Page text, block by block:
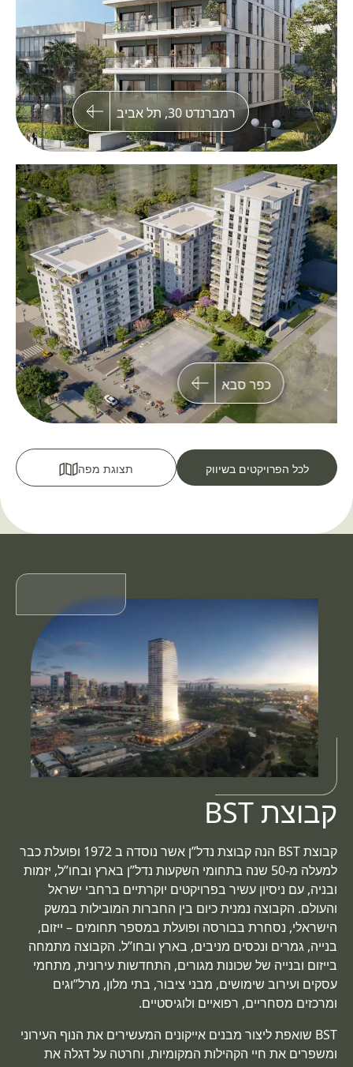
רמברנדט 30, תל אביב
כפר סבא
לכל הפרויקטים בשיווק תצוגת מפה
קבוצת BST
קבוצת BST הנה קבוצת נדל”ן אשר נוסדה ב 1972 ופועלת כבר
למעלה מ-50 שנה בתחומי השקעות נדל”ן בארץ ובחו”ל, יזמות
ובניה, עם ניסיון עשיר בפרויקטים יוקרתיים ברחבי ישראל
והעולם. הקבוצה נמנית כיום בין החברות המובילות במשק
הישראלי, נסחרת בבורסה ופועלת במספר תחומים – ייזום,
בנייה, גמרים ונכסים מניבים, בארץ ובחו”ל. הקבוצה מתמחה
בייזום ובנייה של שכונות מגורים, התחדשות עירונית, מתחמי
עסקים ועירוב שימושים, מבני ציבור, בתי מלון, מרל”וגים
ומרכזים מסחריים, רפואיים ולוגיסטיים.
BST שואפת ליצור מבנים אייקונים המעשירים את הנוף העירוני
ומשפרים את חיי הקהילות המקומיות, וחרטה על דגלה את